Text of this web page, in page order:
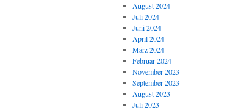
August 2024
Juli 2024
Juni 2024
April 2024
März 2024
Februar 2024
November 2023
September 2023
August 2023
Juli 2023